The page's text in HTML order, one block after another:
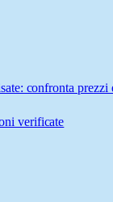
confronta prezzi
verificate